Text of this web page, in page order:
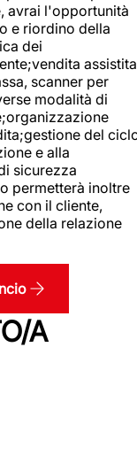
avrai l'opportunità
e riordino della
dei
assistita
scanner per
modalità di
del
e alla
sicurezza
permetterà inoltre
con il cliente,
della relazione
A